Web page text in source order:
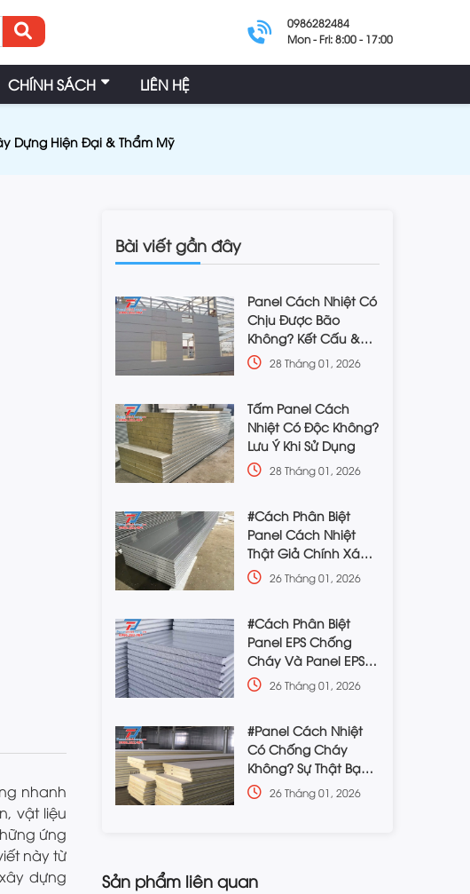
0986282484
Mon - Fri: 8:00 - 17:00
CHÍNH SÁCH LIÊN HỆ
Dựng Hiện Đại & Thẩm Mỹ
nhanh
vật liệu
ứng
này từ
dựng
Bài viết gần đây
Panel Cách Nhiệt Có
Chịu Được Bão
Không? Kết Cấu &
Độ Bền28 Tháng 01, 2026
Tấm Panel Cách
Nhiệt Có Độc Không?
Lưu Ý Khi Sử Dụng
28 Tháng 01, 2026
#Cách Phân Biệt
Panel Cách Nhiệt
Thật Giả Chính Xác
Nhất26 Tháng 01, 2026
#Cách Phân Biệt
Panel EPS Chống
Cháy Và Panel EPS
Thường26 Tháng 01, 2026
#Panel Cách Nhiệt
Có Chống Cháy
Không? Sự Thật Bạn
Cần Biết
26 Tháng 01, 2026
Sản phẩm liên quan